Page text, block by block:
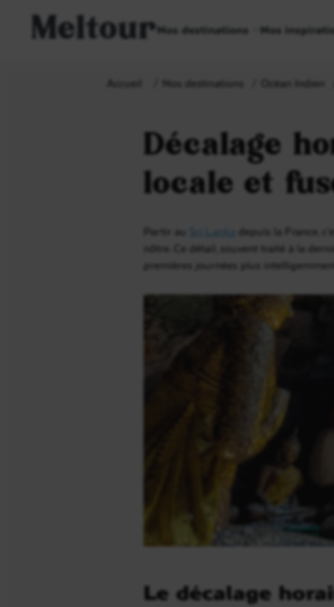
MeltourNos destinations Nos
Accueil Nos destinations Océan Indien
Décalage
locale et
Partir au Sri Lanka
depuis la France,
nôtre. Ce détail, souvent traité à la
premières journées plus
Le décalage